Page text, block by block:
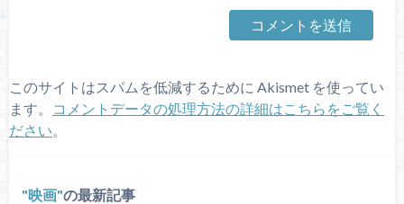
このサイトはスパムを低減するために Akismet を使ってい
ます。
コメントデータの処理方法の詳細はこちらをご覧く
ださい。
映画 の最新記事